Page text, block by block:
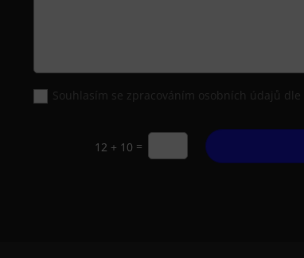
Souhlasím se zpracováním osobních údajů dle
12 + 10 =